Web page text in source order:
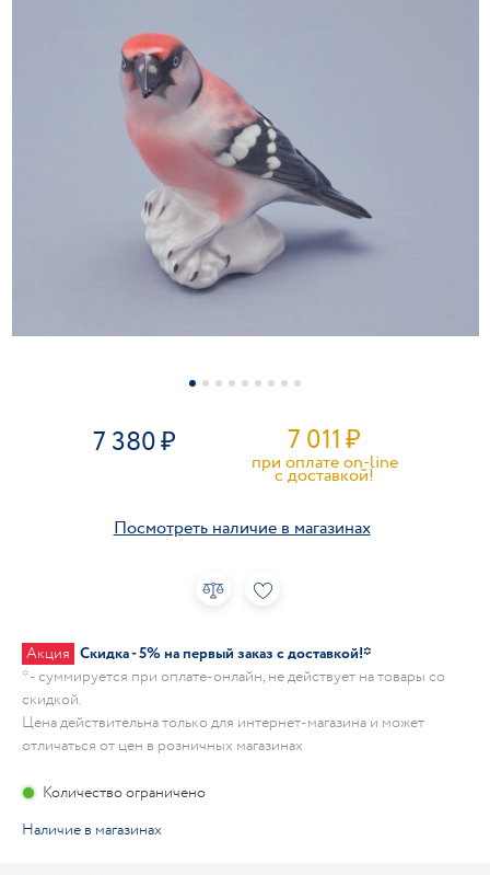
7 380 7 011₽
при оплате on-line
c доставкой!
Посмотреть наличие в магазинах
Акция Скидка - 5% на первый заказ с доставкой!*
* - суммируется при оплате-онлайн, не действует на товары со
скидкой.
Цена действительна только для интернет-магазина и может
отличаться от цен в розничных магазинах
Количество ограничено
Наличие в магазинах